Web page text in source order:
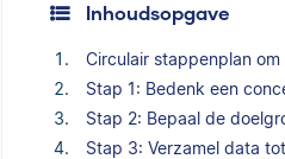
Inhoudsopgave
Circulair stappenplan
Stap 1: Bedenk een
Stap 2: Bepaal de
Stap 3: Verzamel data